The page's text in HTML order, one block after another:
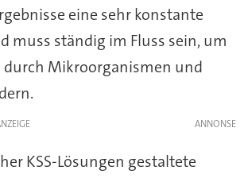
eine sehr konstante
muss ständig im Fluss sein, um
durch Mikroorganismen und
KSS-Lösungen gestaltete